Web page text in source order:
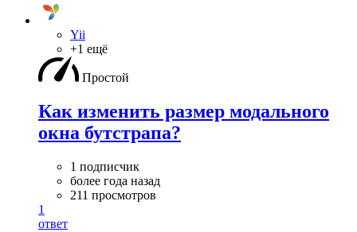
Yii
+1 ещё
Простой
Как изменить размер модального
окна бутстрапа?
1 подписчик
более года назад
211 просмотров
1
ответ